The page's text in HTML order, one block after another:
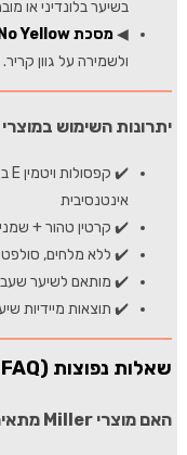
בשיער בלונדיני או
◀ מסכת Silver No Yellow
ולשמירה על גוון קריר.
יתרונות השימוש במוצרי Miller Group
אינטנסיבית
✔️ קרטין טהור +
✔️ ללא מלחים,
✔️ מותאם לשיער שעבר
✔️ תוצאות מיידיות
שאלות נפוצות (FAQ)
האם מוצרי Miller מתאימים לשיער שעבר החלקה?